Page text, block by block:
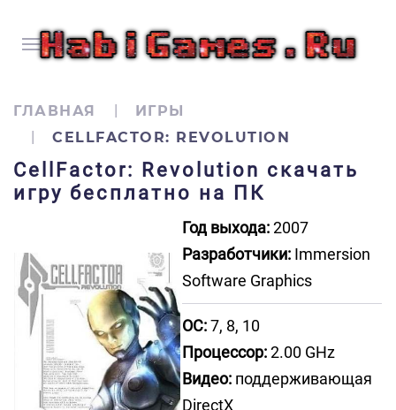
ГЛАВНАЯ
ИГРЫ
CELLFACTOR: REVOLUTION
CellFactor: Revolution скачать
игру бесплатно на ПК
Год выхода:2007
Разработчики: Immersion
Software Graphics
ОС:7, 8, 10
Процессор:2.00 GHz
Видео: поддерживающая
DirectX